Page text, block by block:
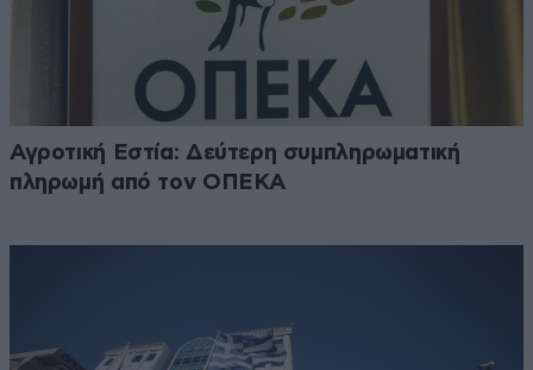
Αγροτική Εστία: Δεύτερη συμπληρωματική
πληρωμή από τον ΟΠΕΚΑ